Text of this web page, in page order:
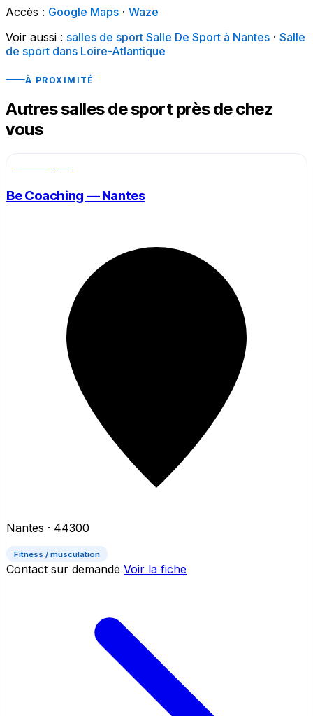
Accès : Google Maps · Waze
Voir aussi : salles de sport Salle De Sport à Nantes · Salle
de sport dans Loire-Atlantique
À PROXIMITÉ
Autres salles de sport près de chez
vous
Be Coaching — Nantes
Nantes · 44300
Fitness / musculation
Contact sur demande Voir la fiche